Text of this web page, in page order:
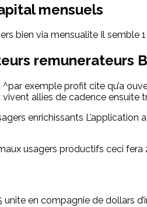
mensuels
bien via mensualite Il
remunerateurs
exemple profit cite qu’a
allies de cadence
enrichissants L’application
usagers productifs ceci fera
en compagnie de dollars